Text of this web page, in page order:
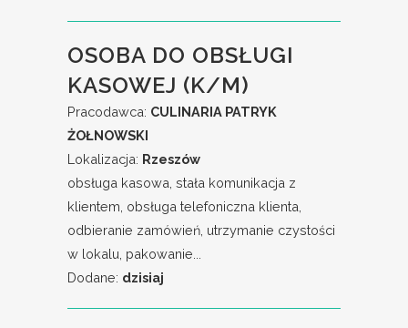
OSOBA DO OBSŁUGI
KASOWEJ (K/M)
Pracodawca: CULINARIA PATRYK
ŻOŁNOWSKI
Lokalizacja: Rzeszów
obsługa kasowa, stała komunikacja z
klientem, obsługa telefoniczna klienta,
odbieranie zamówień, utrzymanie czystości
w lokalu, pakowanie...
Dodane: dzisiaj